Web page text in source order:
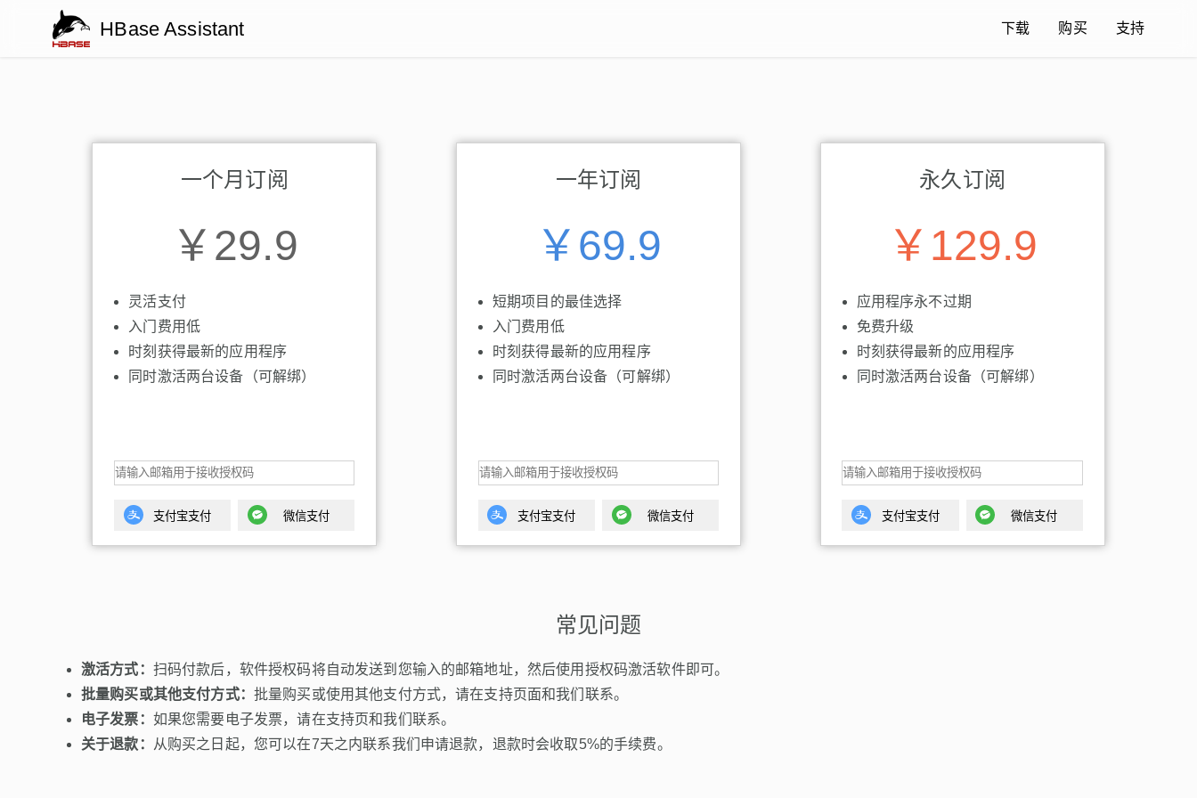
HBase Assistant 下载 购买 支持
一个月订阅
￥29.9
灵活支付
入门费用低
时刻获得最新的应用程序
同时激活两台设备（可解绑）
支付宝支付 微信支付
一年订阅
￥69.9
短期项目的最佳选择
入门费用低
时刻获得最新的应用程序
同时激活两台设备（可解绑）
支付宝支付 微信支付
永久订阅
￥129.9
应用程序永不过期
免费升级
时刻获得最新的应用程序
同时激活两台设备（可解绑）
支付宝支付 微信支付
常见问题
激活方式： 扫码付款后，软件授权码将自动发送到您输入的邮箱地址，然后使用授权码激活软件即可。
批量购买或其他支付方式： 批量购买或使用其他支付方式，请在支持页面和我们联系。
电子发票： 如果您需要电子发票，请在支持页和我们联系。
关于退款：
从购买之日起，您可以在7天之内联系我们申请退款，退款时会收取5%的手续费。